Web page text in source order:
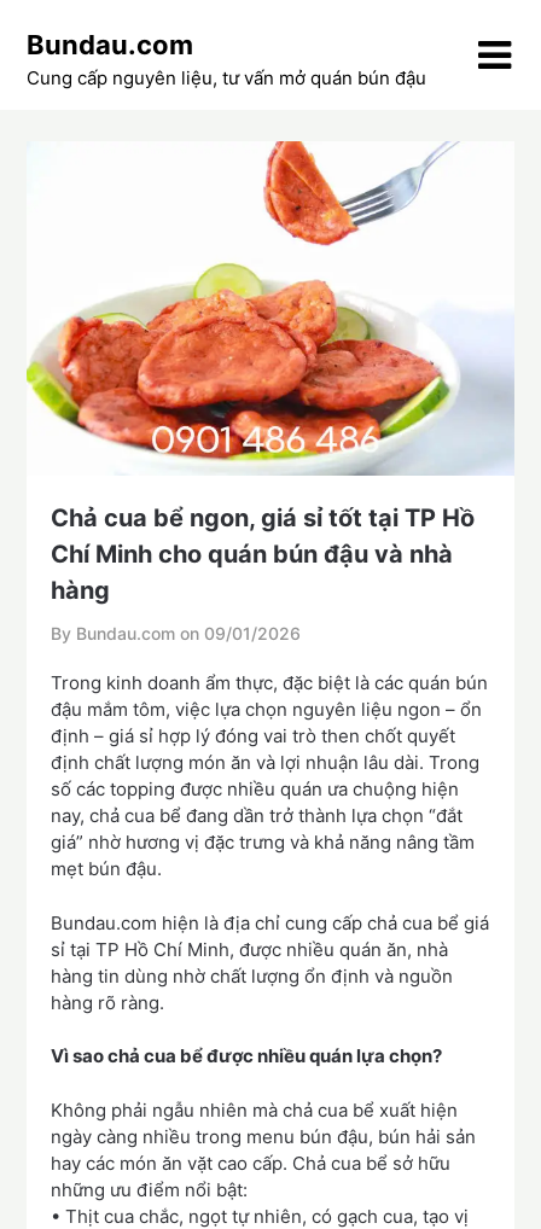
content
Bundau.com
Cung cấp nguyên liệu, tư vấn mở quán bún đậu
Chả cua bể ngon, giá sỉ tốt tại TP Hồ
Chí Minh cho quán bún đậu và nhà
hàng
By Bundau.com on 09/01/2026
Trong kinh doanh ẩm thực, đặc biệt là các quán bún
đậu mắm tôm, việc lựa chọn nguyên liệu ngon – ổn
định – giá sỉ hợp lý đóng vai trò then chốt quyết
định chất lượng món ăn và lợi nhuận lâu dài. Trong
số các topping được nhiều quán ưa chuộng hiện
nay, chả cua bể đang dần trở thành lựa chọn “đắt
giá” nhờ hương vị đặc trưng và khả năng nâng tầm
mẹt bún đậu.
Bundau.com hiện là địa chỉ cung cấp chả cua bể giá
sỉ tại TP Hồ Chí Minh, được nhiều quán ăn, nhà
hàng tin dùng nhờ chất lượng ổn định và nguồn
hàng rõ ràng.
Vì sao chả cua bể được nhiều quán lựa chọn?
Không phải ngẫu nhiên mà chả cua bể xuất hiện
ngày càng nhiều trong menu bún đậu, bún hải sản
hay các món ăn vặt cao cấp. Chả cua bể sở hữu
những ưu điểm nổi bật:
• Thịt cua chắc, ngọt tự nhiên, có gạch cua, tạo vị